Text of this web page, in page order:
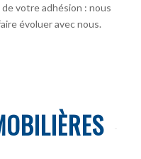
votre adhésion : nous
évoluer avec nous.